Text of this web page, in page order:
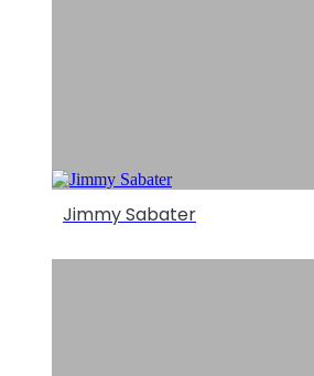
Jimmy Sabater